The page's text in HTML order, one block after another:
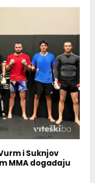
i Suknjov
MMA događaju